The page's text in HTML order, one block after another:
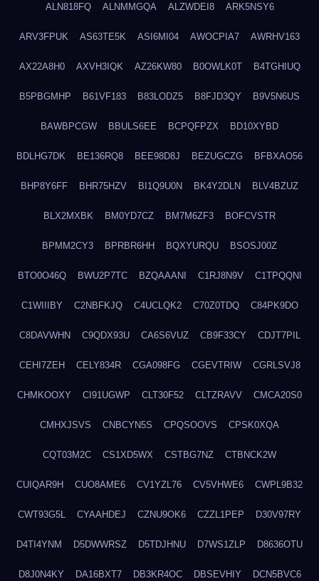
ALN818FQ ALNMMGQA ALZWDEI8 ARK5NSY6
ARV3FPUK AS63TE5K ASI6MI04 AWOCPIA7 AWRHV163
AX22A8H0 AXVH3IQK AZ26KW80 B0OWLK0T B4TGHIUQ
B5PBGMHP B61VF183 B83LODZ5 B8FJD3QY B9V5N6US
BAWBPCGW BBULS6EE BCPQFPZX BD10XYBD
BDLHG7DK BE136RQ8 BEE98D8J BEZUGCZG BFBXAO56
BHP8Y6FF BHR75HZV BI1Q9U0N BK4Y2DLN BLV4BZUZ
BLX2MXBK BM0YD7CZ BM7M6ZF3 BOFCVSTR
BPMM2CY3 BPRBR6HH BQXYURQU BSOSJ00Z
BTO0O46Q BWU2P7TC BZQAAANI C1RJ8N9V C1TPQQNI
C1WIIIBY C2NBFKJQ C4UCLQK2 C70Z0TDQ C84PK9DO
C8DAVWHN C9QDX93U CA6S6VUZ CB9F33CY CDJT7PIL
CEHI7ZEH CELY834R CGA098FG CGEVTRIW CGRLSVJ8
CHMKOOXY CI91UGWP CLT30F52 CLTZRAVV CMCA20S0
CMHXJSVS CNBCYN5S CPQSOOVS CPSK0XQA
CQT03M2C CS1XD5WX CSTBG7NZ CTBNCK2W
CUIQAR9H CUO8AME6 CV1YZL76 CV5VHWE6 CWPL9B32
CWT93G5L CYAAHDEJ CZNU9OK6 CZZL1PEP D30V97RY
D4TI4YNM D5DWWRSZ D5TDJHNU D7WS1ZLP D8636OTU
D8J0N4KY DA16BXT7 DB3KR4OC DBSEVHIY DCN5BVC6